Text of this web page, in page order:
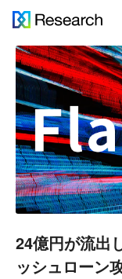
24億円が流出
ッシュローン